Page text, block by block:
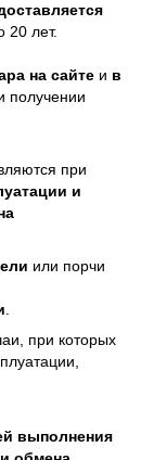
20 лет.
на сайте и в
получении
при
и
или порчи
при которых
выполнения